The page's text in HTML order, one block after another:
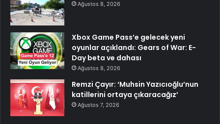
Ağustos 8, 2026
Xbox Game Pass’e gelecek yeni
oyunlar açıklandı: Gears of War: E-
Day beta ve dahası
Ağustos 8, 2026
Remzi Çayır: ‘Muhsin Yazıcıoğlu’nun
katillerini ortaya çıkaracağız’
Ağustos 7, 2026